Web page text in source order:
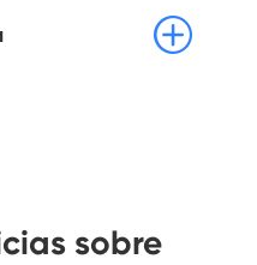

sobre